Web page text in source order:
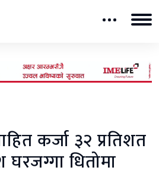
कर्जा ३२ प्रतिशत
धितोमा